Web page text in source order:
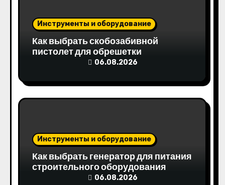
п
м
Инструменты и оборудование
Как выбрать скобозабивной
пистолет для обрешетки
06.08.2026
Инструменты и оборудование
Как выбрать генератор для питания
строительного оборудования
06.08.2026